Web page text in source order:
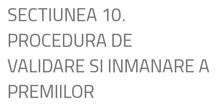
SECTIUNEA 10.
PROCEDURA DE
VALIDARE SI INMANARE A
PREMIILOR